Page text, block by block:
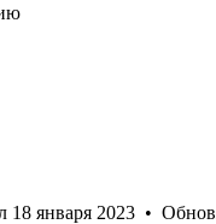
18 января 2023 •